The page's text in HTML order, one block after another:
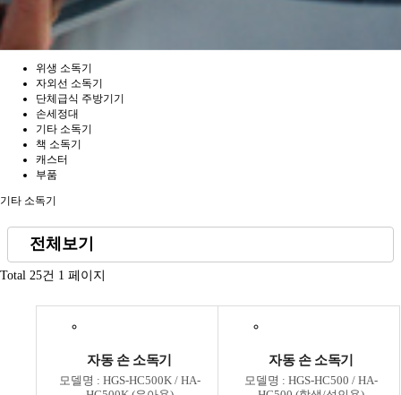
위생 소독기
자외선 소독기
단체급식 주방기기
손세정대
기타 소독기
책 소독기
캐스터
부품
기타 소독기
전체보기
· 손 소독기
· 단체용 칫솔 소독기
· 장난감 소독기
Total 25건 1 페이지
자동 손 소독기
모델명 : HGS-HC500K / HA-
자동 손 소독기
모델명 : HGS-HC500 / HA-